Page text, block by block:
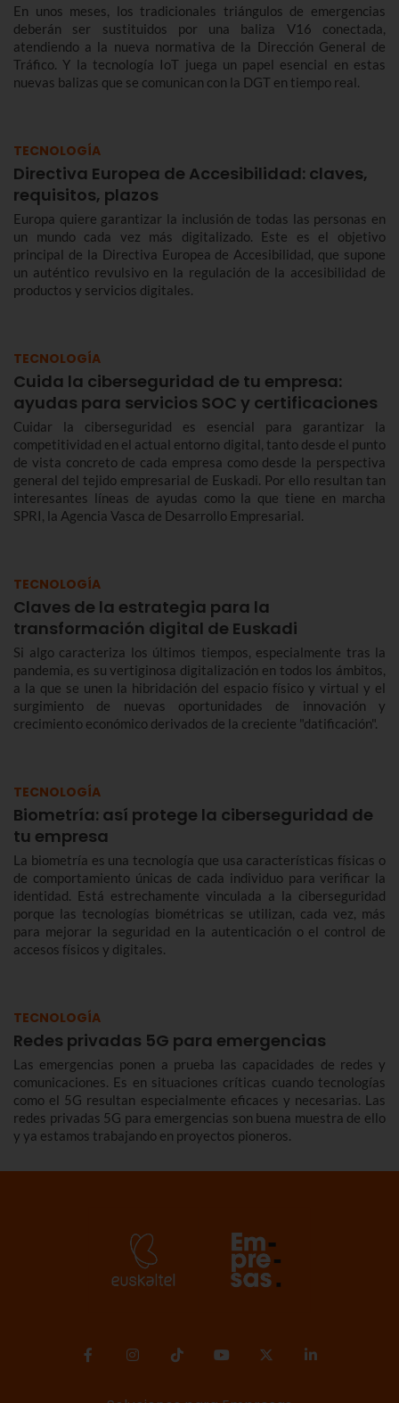
En unos meses, los tradicionales triángulos de emergencias
deberán ser sustituidos por una baliza V16 conectada,
atendiendo a la nueva normativa de la Dirección General de
Tráfico. Y la tecnología IoT juega un papel esencial en estas
nuevas balizas que se comunican con la DGT en tiempo real.
TECNOLOGÍA
Directiva Europea de Accesibilidad: claves,
requisitos, plazos
Europa quiere garantizar la inclusión de todas las personas en
un mundo cada vez más digitalizado. Este es el objetivo
principal de la Directiva Europea de Accesibilidad, que supone
un auténtico revulsivo en la regulación de la accesibilidad de
productos y servicios digitales.
TECNOLOGÍA
Cuida la ciberseguridad de tu empresa:
ayudas para servicios SOC y certificaciones
Cuidar la ciberseguridad es esencial para garantizar la
competitividad en el actual entorno digital, tanto desde el punto
de vista concreto de cada empresa como desde la perspectiva
general del tejido empresarial de Euskadi. Por ello resultan tan
interesantes líneas de ayudas como la que tiene en marcha
SPRI, la Agencia Vasca de Desarrollo Empresarial.
TECNOLOGÍA
Claves de la estrategia para la
transformación digital de Euskadi
Si algo caracteriza los últimos tiempos, especialmente tras la
pandemia, es su vertiginosa digitalización en todos los ámbitos,
a la que se unen la hibridación del espacio físico y virtual y el
surgimiento de nuevas oportunidades de innovación y
crecimiento económico derivados de la creciente "datificación".
TECNOLOGÍA
Biometría: así protege la ciberseguridad de
tu empresa
La biometría es una tecnología que usa características físicas o
de comportamiento únicas de cada individuo para verificar la
identidad. Está estrechamente vinculada a la ciberseguridad
porque las tecnologías biométricas se utilizan, cada vez, más
para mejorar la seguridad en la autenticación o el control de
accesos físicos y digitales.
TECNOLOGÍA
Redes privadas 5G para emergencias
Las emergencias ponen a prueba las capacidades de redes y
comunicaciones. Es en situaciones críticas cuando tecnologías
como el 5G resultan especialmente eficaces y necesarias. Las
redes privadas 5G para emergencias son buena muestra de ello
y ya estamos trabajando en proyectos pioneros.